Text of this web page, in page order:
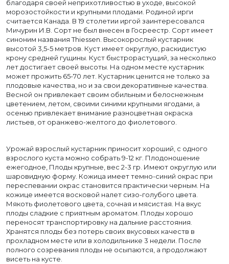
благодаря своей неприхотливостью в уходе, высокой
морозостойкости и крупными плодами. Родиной ирги
считается Канада. В 19 столетии иргой заинтересовался
Мичурин И.В. Сорт не был внесен в Госреестр. Сорт имеет
синоним названия Thiessen. Высокорослый кустарник
высотой 3,5-5 метров. Куст имеет округлую, раскидистую
крону средней гущины. Куст быстрорастущий, за несколько
лет достигает своей высоты. На одном месте кустарник
может прожить 65-70 лет. Кустарник ценится не только за
плодовые качества, но и за свои декоративные качества.
Весной он привлекает своим обильным и белоснежным
цветением, летом, своими синими крупными ягодами, а
осенью привлекает внимание разноцветная окраска
листьев, от оранжево-желтого до фиолетового.
Урожай взрослый кустарник приносит хороший, с одного
взрослого куста можно собрать 9-12 кг. Плодоношение
ежегодное, Плоды крупные, вес 2-3 гр. Имеют округлую или
шаровидную форму. Кожица имеет темно-синий окрас при
переспевании окрас становится практически черным. На
кожице имеется восковой налет сизо-голубого цвета.
Мякоть фиолетового цвета, сочная и мясистая. На вкус
плоды сладкие с приятным ароматом. Плоды хорошо
переносят транспортировку на дальние расстояния.
Хранятся плоды без потерь своих вкусовых качеств в
прохладном месте или в холодильнике 3 недели. После
полного созревания плоды не осыпаются, а продолжают
висеть на кусте.